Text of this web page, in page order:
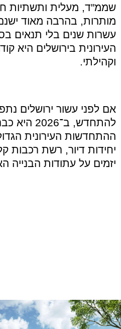
שממ"ד, מעלית ותשתיות
מותרות, בהרבה מאוד
עשרות שנים בלי תנאים
העירונית בירושלים היא
וקהילתי.
אם לפני עשור ירושלים
להתחדש, ב־2026 היא
ההתחדשות העירונית
יחידות דיור, רשת רכבות
יזמים על עתודות הבנייה